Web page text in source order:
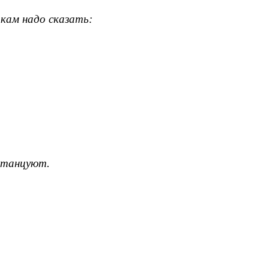
надо сказать: